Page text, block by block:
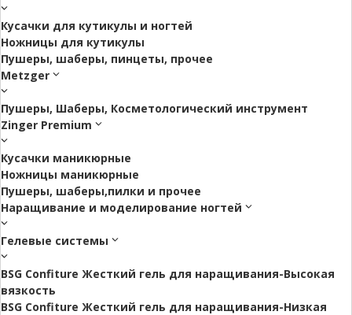
Кусачки для кутикулы и ногтей
Ножницы для кутикулы
Пушеры, шаберы, пинцеты, прочее
Metzger
Пушеры, Шаберы, Косметологический инструмент
Zinger Premium
Кусачки маникюрные
Ножницы маникюрные
Пушеры, шаберы,пилки и прочее
Наращивание и моделирование ногтей
Гелевые системы
BSG Confiture Жесткий гель для наращивания-Высокая
вязкость
BSG Confiture Жесткий гель для наращивания-Низкая